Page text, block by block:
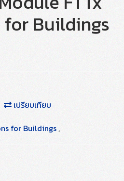
Buildings
เปรียบเทียบ
for Buildings,